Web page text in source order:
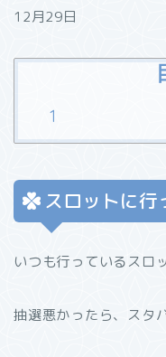
12月29日
スロットに行
いつも行っているスロ
抽選悪かったら、スタ